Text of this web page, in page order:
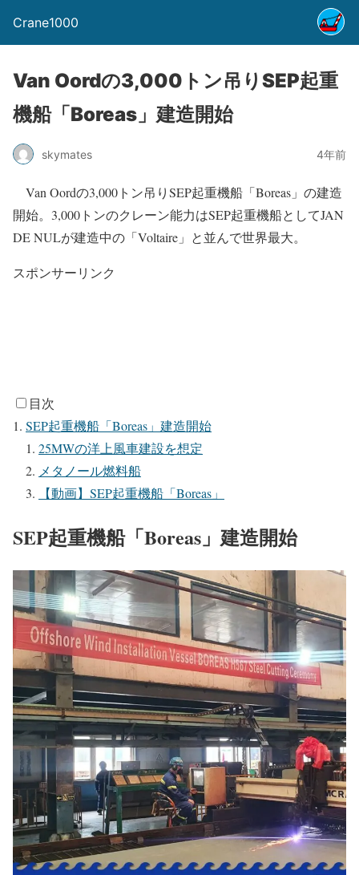
Crane1000
Van Oordの3,000トン吊りSEP起重
機船「Boreas」建造開始
skymates 4年前
Van Oordの3,000トン吊りSEP起重機船「Boreas」の建造
開始。3,000トンのクレーン能力はSEP起重機船としてJAN
DE NULが建造中の「Voltaire」と並んで世界最大。
スポンサーリンク
目次
SEP起重機船「Boreas」建造開始
25MWの洋上風車建設を想定
メタノール燃料船
【動画】SEP起重機船「Boreas」
SEP起重機船「Boreas」建造開始